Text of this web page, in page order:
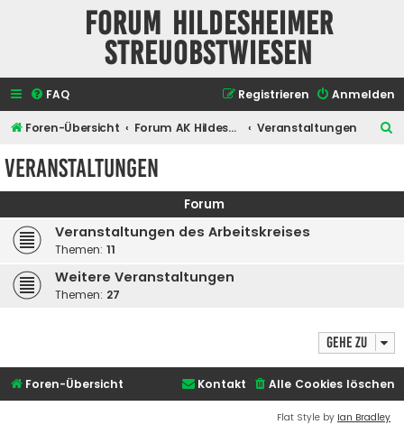
Forum Hildesheimer
Streuobstwiesen
FAQ Anmelden
Registrieren
Foren-Übersicht Forum AK Hildesheimer Streuobstwiesen Veranstaltungen
e
Veranstaltungen
Forum
Veranstaltungen des Arbeitskreises
Themen: 11
Weitere Veranstaltungen
Themen: 27
Gehe zu
Foren-Übersicht Alle Cookies löschen
Kontakt
Flat Style by Ian Bradley